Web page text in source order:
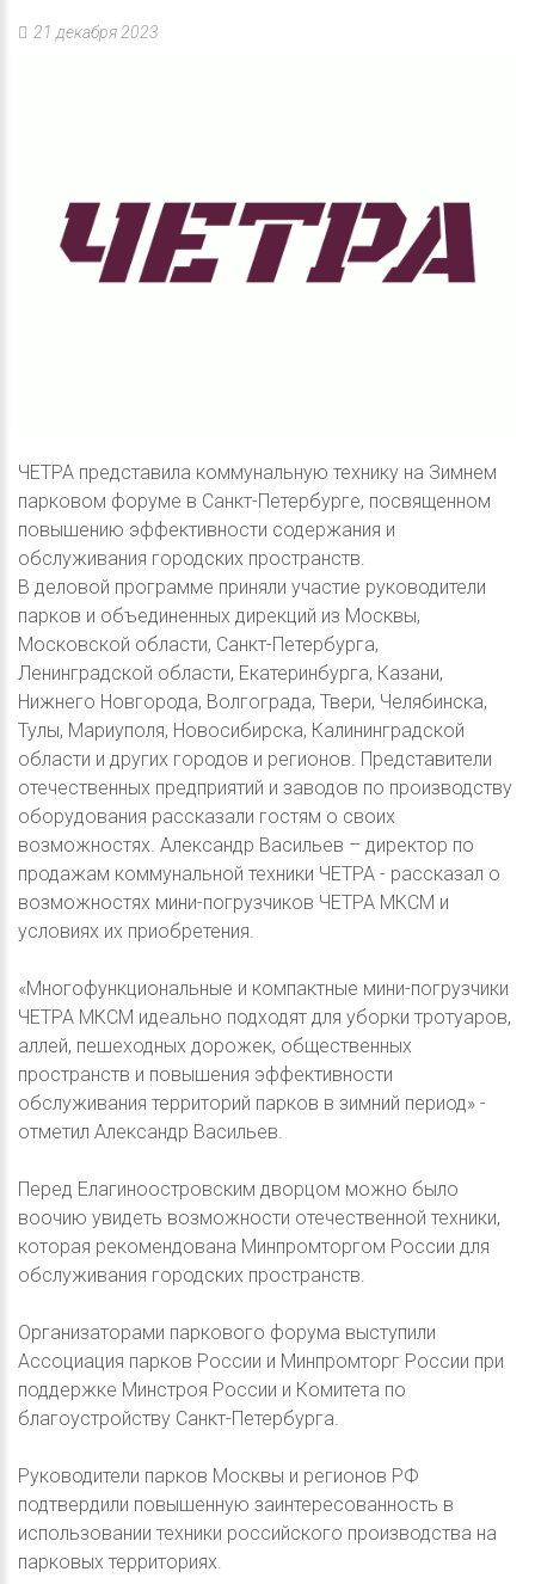
21 декабря 2023
ЧЕТРА представила коммунальную технику на Зимнем
парковом форуме в Санкт-Петербурге, посвященном
повышению эффективности содержания и
обслуживания городских пространств.
В деловой программе приняли участие руководители
парков и объединенных дирекций из Москвы,
Московской области, Санкт-Петербурга,
Ленинградской области, Екатеринбурга, Казани,
Нижнего Новгорода, Волгограда, Твери, Челябинска,
Тулы, Мариуполя, Новосибирска, Калининградской
области и других городов и регионов. Представители
отечественных предприятий и заводов по производству
оборудования рассказали гостям о своих
возможностях. Александр Васильев – директор по
продажам коммунальной техники ЧЕТРА - рассказал о
возможностях мини-погрузчиков ЧЕТРА МКСМ и
условиях их приобретения.
«Многофункциональные и компактные мини-погрузчики
ЧЕТРА МКСМ идеально подходят для уборки тротуаров,
аллей, пешеходных дорожек, общественных
пространств и повышения эффективности
обслуживания территорий парков в зимний период» -
отметил Александр Васильев.
Перед Елагиноостровским дворцом можно было
воочию увидеть возможности отечественной техники,
которая рекомендована Минпромторгом России для
обслуживания городских пространств.
Организаторами паркового форума выступили
Ассоциация парков России и Минпромторг России при
поддержке Минстроя России и Комитета по
благоустройству Санкт-Петербурга.
Руководители парков Москвы и регионов РФ
подтвердили повышенную заинтересованность в
использовании техники российского производства на
парковых территориях.